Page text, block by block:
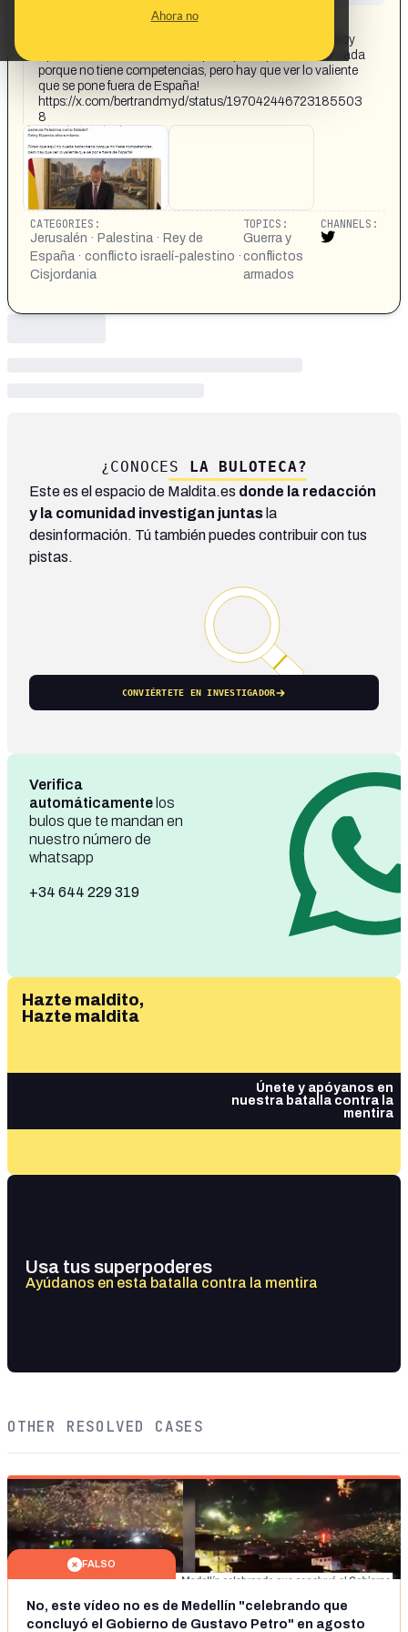
Ahora no
¿Acaba de pedir el Rey de España que Cisjordania y
Jerusalén formen parte de Palestina como Estado? Estoy
flipando ahora mismo Dicen que aquí no puede hacer nada
porque no tiene competencias, pero hay que ver lo valiente
que se pone fuera de España!
https://x.com/bertrandmyd/status/197042446723185503
8
CATEGORIES:
Jerusalén · Palestina · Rey de
España · conflicto israelí-palestino ·
Cisjordania
TOPICS:
Guerra y
conflictos
armados
CHANNELS:
¿CONOCES LA BULOTECA?
Este es el espacio de Maldita.es donde la redacción
y la comunidad investigan juntas la
desinformación. Tú también puedes contribuir con tus
pistas.
CONVIÉRTETE EN INVESTIGADOR
Verifica
automáticamente los
bulos que te mandan en
nuestro número de
whatsapp
+34 644 229 319
Hazte maldito,
Hazte maldita
Únete y apóyanos en
nuestra batalla contra la
mentira
Usa tus superpoderes
Ayúdanos en esta batalla contra la mentira
OTHER RESOLVED CASES
FALSO
No, este vídeo no es de Medellín "celebrando que
concluyó el Gobierno de Gustavo Petro" en agosto